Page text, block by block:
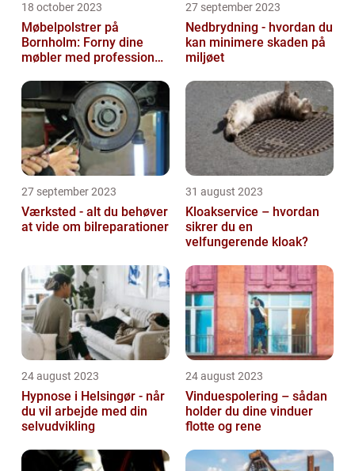
18 october 2023
Møbelpolstrer på
Bornholm: Forny dine
møbler med professionel
27 september 2023
Nedbrydning - hvordan du
kan minimere skaden på
miljøet
27 september 2023
Værksted - alt du behøver
at vide om bilreparationer
31 august 2023
Kloakservice – hvordan
sikrer du en
velfungerende kloak?
24 august 2023
Hypnose i Helsingør - når
du vil arbejde med din
selvudvikling
24 august 2023
Vinduespolering – sådan
holder du dine vinduer
flotte og rene